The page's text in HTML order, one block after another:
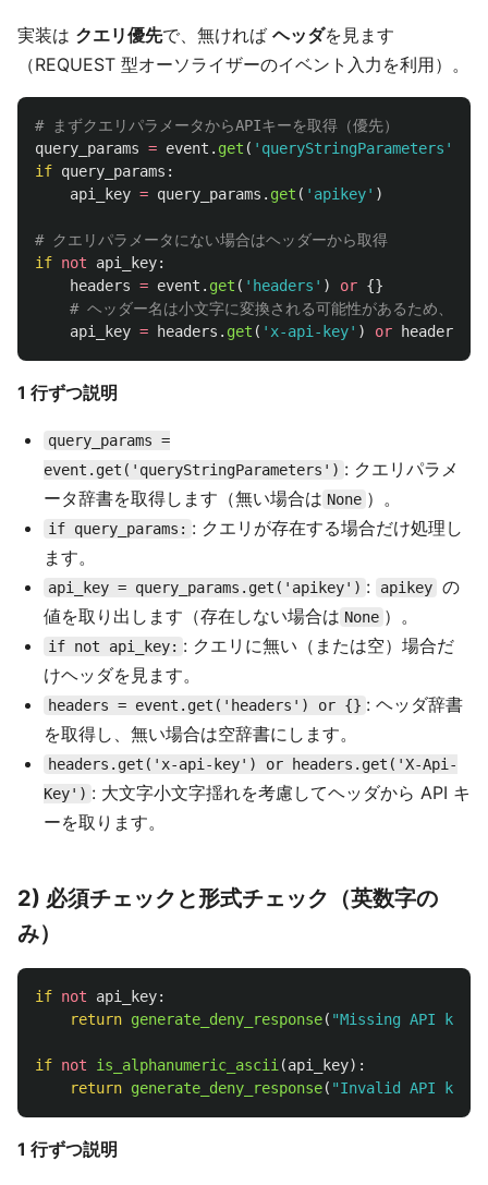
実装は クエリ優先で、無ければ ヘッダを見ます
（REQUEST 型オーソライザーのイベント入力を利用）。
query_params = event . get ( ' queryStringParameters '
if query_params :
api_key = query_params . get ( ' apikey' )
if not api_key:
headers = event . get ( ' headers ' ) or {}
api_key = headers . get ( ' x-api-key' ) or headers
1 行ずつ説明
query_params =
event.get('queryStringParameters') : クエリパラメ
ータ辞書を取得します（無い場合は None ）。
if query_params: : クエリが存在する場合だけ処理し
ます。
api_key = query_params.get('apikey') : apikey の
値を取り出します（存在しない場合は None ）。
if not api_key: : クエリに無い（または空）場合だ
けヘッダを見ます。
headers = event.get('headers') or {} : ヘッダ辞書
を取得し、無い場合は空辞書にします。
headers.get('x-api-key') or headers.get('X-Api-
Key') : 大文字小文字揺れを考慮してヘッダから API キ
ーを取ります。
2) 必須チェックと形式チェック（英数字の
み）
if not api_key:
return generate_deny_response( "Missing API key
if not is_alphanumeric_ascii (api_key):
return generate_deny_response( "Invalid API key
1 行ずつ説明